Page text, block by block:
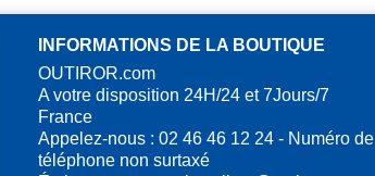
INFORMATIONS DE LA BOUTIQUE
OUTIROR.com
A votre disposition 24H/24 et 7Jours/7
France
Appelez-nous : 02 46 46 12 24 - Numéro de
téléphone non surtaxé